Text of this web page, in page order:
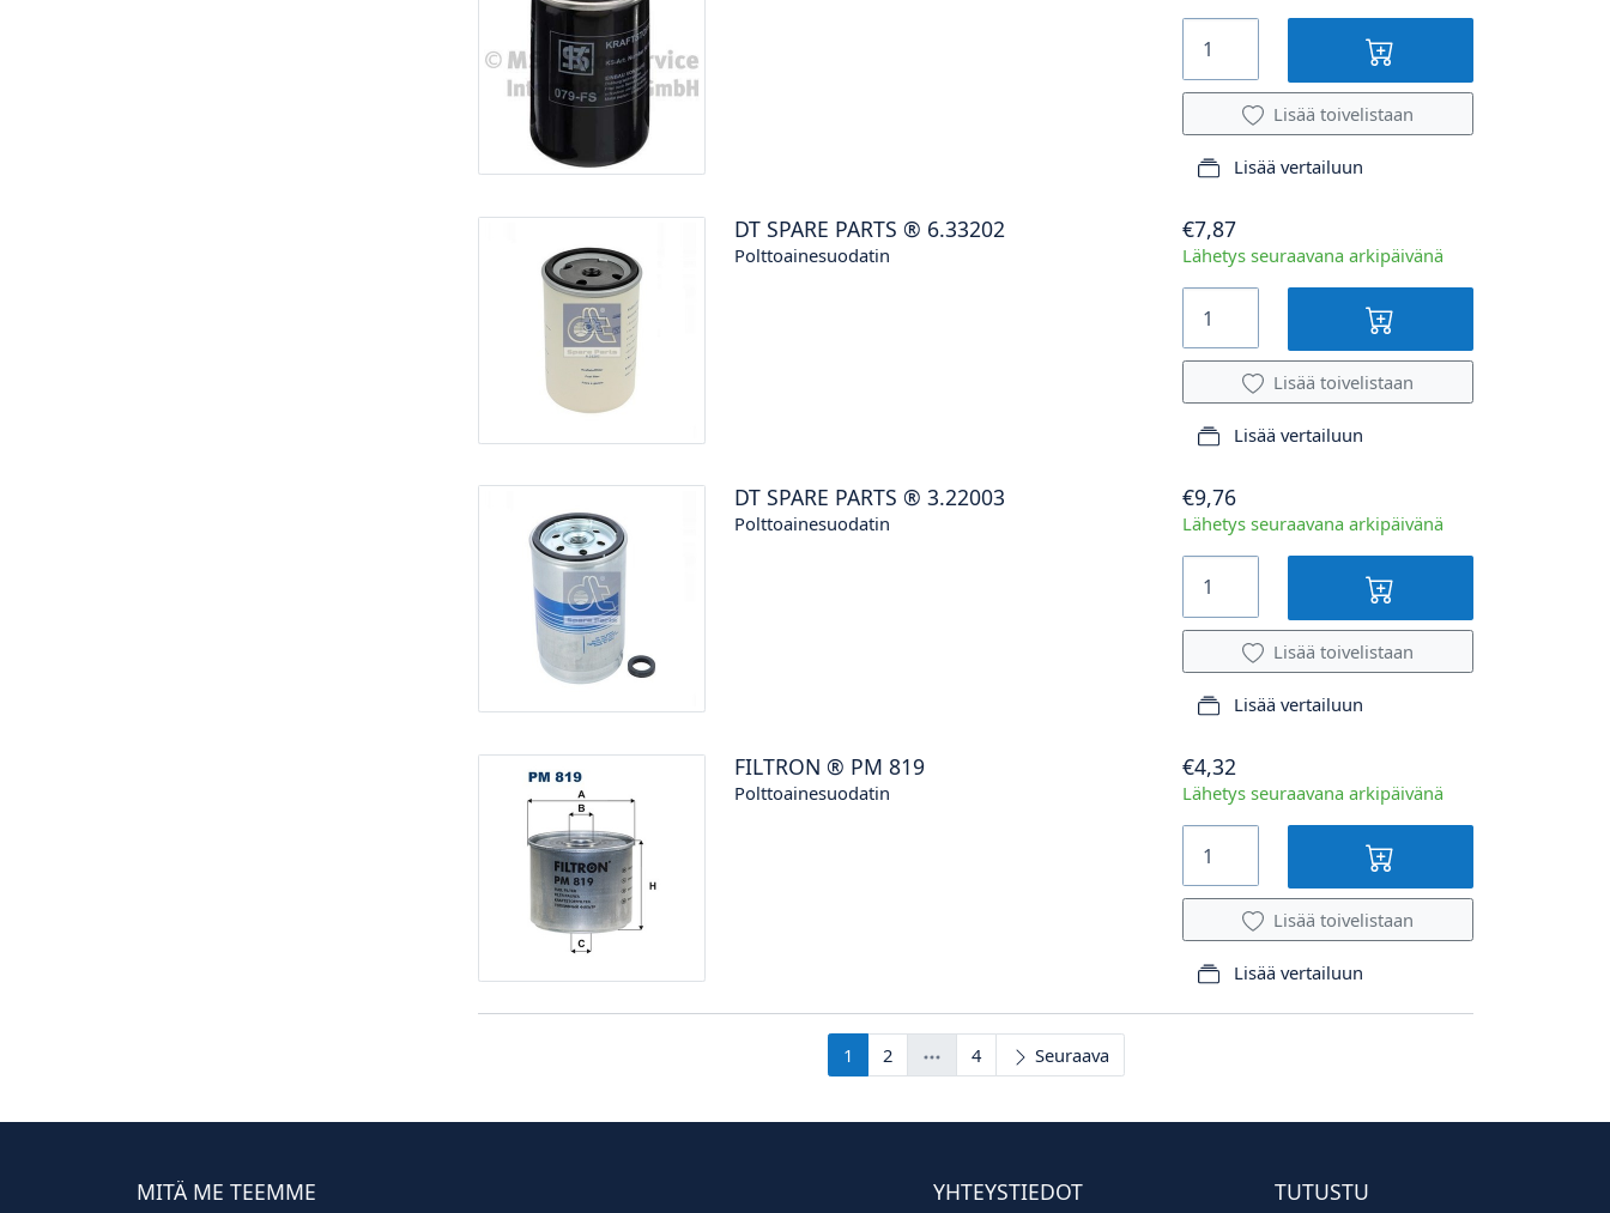
Lisää toivelistaan
Lisää vertailuun
DT SPARE PARTS ® 6.33202
Polttoainesuodatin
€7,87
Lähetys seuraavana arkipäivänä
Lisää toivelistaan
Lisää vertailuun
DT SPARE PARTS ® 3.22003
Polttoainesuodatin
€9,76
Lähetys seuraavana arkipäivänä
Lisää toivelistaan
Lisää vertailuun
FILTRON ® PM 819
Polttoainesuodatin
€4,32
Lähetys seuraavana arkipäivänä
Lisää toivelistaan
Lisää vertailuun
1 2 4 Seuraava
MITÄ ME TEEMME YHTEYSTIEDOT TUTUSTU